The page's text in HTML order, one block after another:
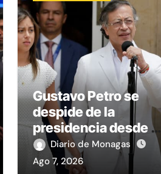
Gustavo Petro se
despide de la
presidencia desde la
Casa de Nariño
Diario de Monagas
Ago 7, 2026